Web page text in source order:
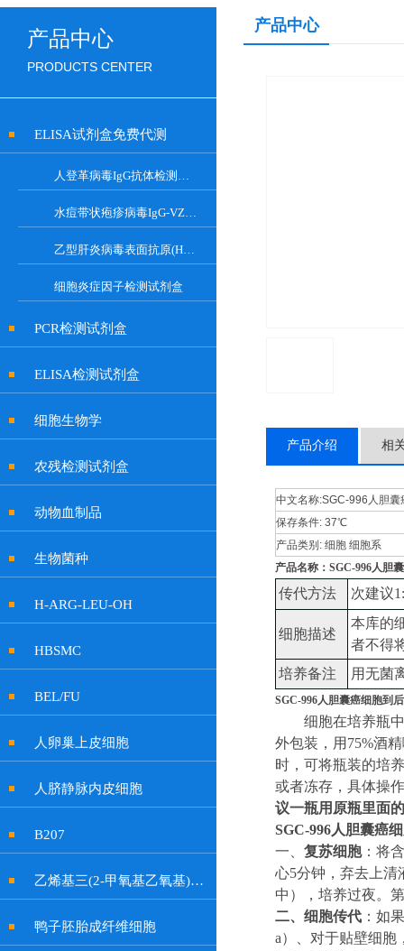
产品中心
PRODUCTS CENTER
ELISA试剂盒免费代测
人登革病毒IgG抗体检测试剂盒
水痘带状疱疹病毒IgG-VZV Elisa检测试剂盒
乙型肝炎病毒表面抗原(HBsAg)试剂盒
细胞炎症因子检测试剂盒
PCR检测试剂盒
ELISA检测试剂盒
细胞生物学
农残检测试剂盒
动物血制品
生物菌种
H-ARG-LEU-OH
HBSMC
BEL/FU
人卵巢上皮细胞
人脐静脉内皮细胞
B207
乙烯基三(2-甲氧基乙氧基)硅烷
鸭子胚胎成纤维细胞
产品中心
产品介绍 相
中文名称:SGC-996人胆囊
保存条件: 37℃
产品类别: 细胞 细胞系
产品名称：SGC-996人胆
传代方法 次建议1:
细胞描述
本库的
者不得
培养备注
用无菌
SGC-996人胆囊癌细胞到
细胞在培养瓶
外包装，用 75%酒
时，可将瓶装的培
或者冻存，具体操
议一瓶用原瓶里面
SGC-996人胆囊癌
一、 复苏细胞：将
心5分钟，弃去上清
中 ）
，培养过夜。
二、 细胞传代 ：如
a）
、对于贴壁细